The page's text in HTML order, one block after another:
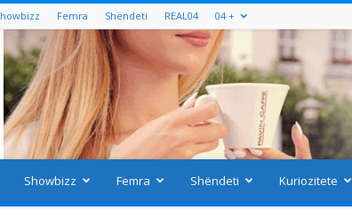
Femra Shëndeti REAL04 04 +
Showbizz Femra Shëndeti Kuriozitete